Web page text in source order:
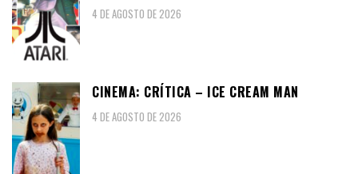
4 DE AGOSTO DE 2026
CINEMA: CRÍTICA – ICE CREAM MAN
4 DE AGOSTO DE 2026